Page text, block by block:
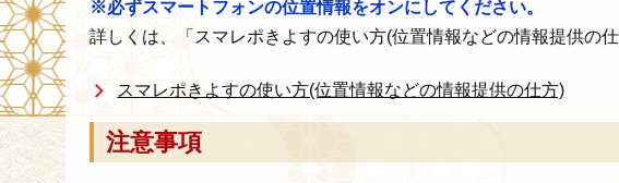
※必ずスマートフォンの位置情報をオンにしてください。
詳しくは、「スマレポきよすの使い方(位置情報などの情報提供の
スマレポきよすの使い方(位置情報などの情報提供の仕方)
注意事項